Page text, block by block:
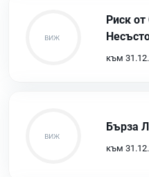
Риск
към
Бърза
към